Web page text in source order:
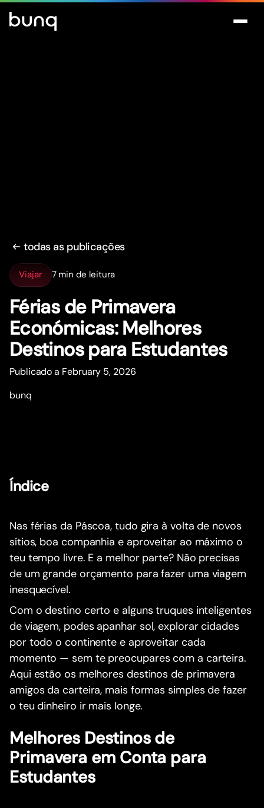
todas as publicações
Viajar 7 min de leitura
Férias de Primavera
Económicas: Melhores
Destinos para Estudantes
Publicado a February 5, 2026
bunq
Índice
Nas férias da Páscoa, tudo gira à volta de novos
sítios, boa companhia e aproveitar ao máximo o
teu tempo livre. E a melhor parte? Não precisas
de um grande orçamento para fazer uma viagem
inesquecível.
Com o destino certo e alguns truques inteligentes
de viagem, podes apanhar sol, explorar cidades
por todo o continente e aproveitar cada
momento — sem te preocupares com a carteira.
Aqui estão os melhores destinos de primavera
amigos da carteira, mais formas simples de fazer
o teu dinheiro ir mais longe.
Melhores Destinos de
Primavera em Conta para
Estudantes